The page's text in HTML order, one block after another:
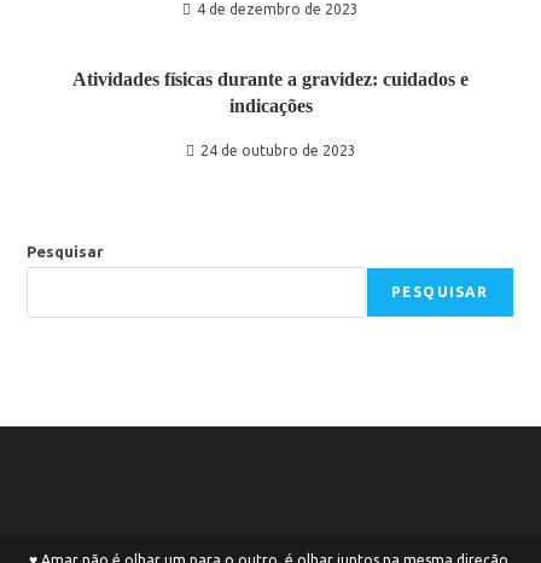
4 de dezembro de 2023
Atividades físicas durante a gravidez: cuidados e
indicações
24 de outubro de 2023
Pesquisar
PESQUISAR